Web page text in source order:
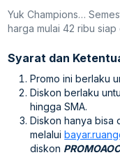
Yuk Champions…
harga mulai 42 ribu siap
Syarat dan
Promo ini berlaku
Diskon berlaku
hingga SMA.
Diskon hanya bisa
melalui
diskon